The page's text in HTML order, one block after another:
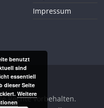
Impressum
Rechte vorbehalten.
benutzt
sind
essentiell
dieser Seite
Weitere